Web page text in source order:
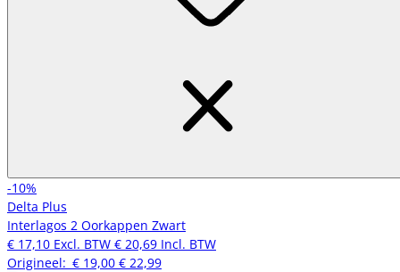
-10%
Delta Plus
Interlagos 2 Oorkappen Zwart
€ 17,10 Excl. BTW € 20,69 Incl. BTW
Origineel: € 19,00 € 22,99